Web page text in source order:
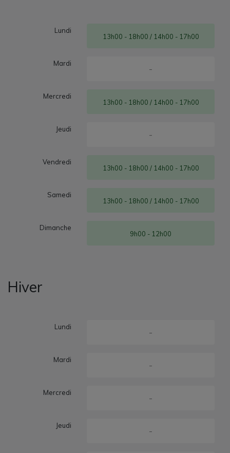
Lundi
13h00 - 18h00 / 14h00 - 17h00
Mardi
-
Mercredi
13h00 - 18h00 / 14h00 - 17h00
Jeudi
-
Vendredi
13h00 - 18h00 / 14h00 - 17h00
Samedi
13h00 - 18h00 / 14h00 - 17h00
Dimanche
9h00 - 12h00
Hiver
Lundi
-
Mardi
-
Mercredi
-
Jeudi
-